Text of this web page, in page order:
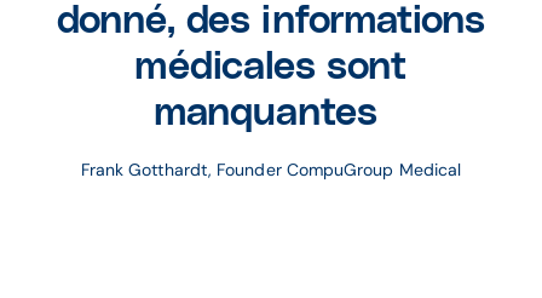
donné, des informations
médicales sont
manquantes
Frank Gotthardt, Founder CompuGroup Medical